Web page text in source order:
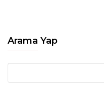
Arama Yap